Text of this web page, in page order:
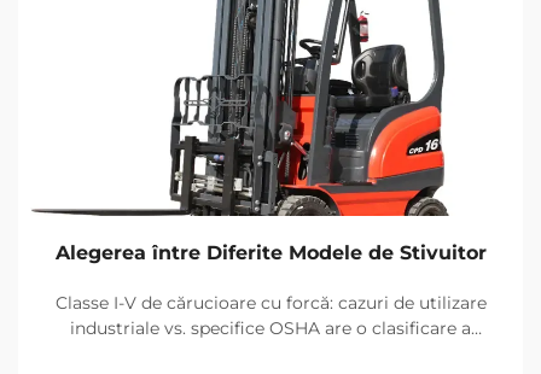
Alegerea între Diferite Modele de Stivuitor
Classe I-V de cărucioare cu forcă: cazuri de utilizare
industriale vs. specifice OSHA are o clasificare a